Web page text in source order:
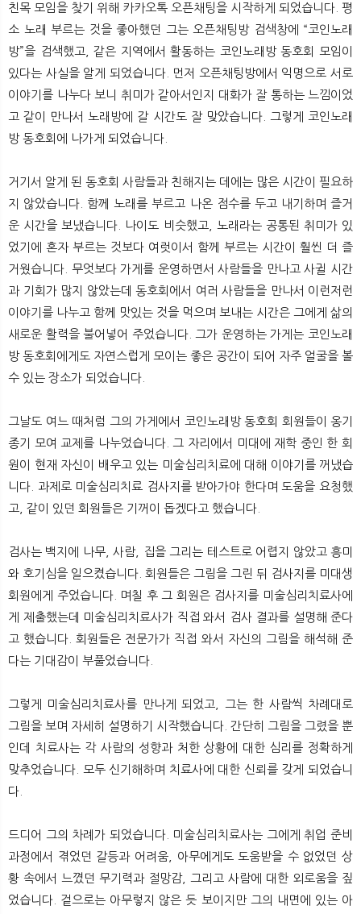
친목 모임을 찾기 위해 카카오톡 오픈채팅을 시작하게 되었습니다. 평
소 노래 부르는 것을 좋아했던 그는 오픈채팅방 검색창에 “코인노래
방”을 검색했고, 같은 지역에서 활동하는 코인노래방 동호회 모임이
있다는 사실을 알게 되었습니다. 먼저 오픈채팅방에서 익명으로 서로
이야기를 나누다 보니 취미가 같아서인지 대화가 잘 통하는 느낌이었
고 같이 만나서 노래방에 갈 시간도 잘 맞았습니다. 그렇게 코인노래
방 동호회에 나가게 되었습니다.
거기서 알게 된 동호회 사람들과 친해지는 데에는 많은 시간이 필요하
지 않았습니다. 함께 노래를 부르고 나온 점수를 두고 내기하며 즐거
운 시간을 보냈습니다. 나이도 비슷했고, 노래라는 공통된 취미가 있
었기에 혼자 부르는 것보다 여럿이서 함께 부르는 시간이 훨씬 더 즐
거웠습니다. 무엇보다 가게를 운영하면서 사람들을 만나고 사귈 시간
과 기회가 많지 않았는데 동호회에서 여러 사람들을 만나서 이런저런
이야기를 나누고 함께 맛있는 것을 먹으며 보내는 시간은 그에게 삶의
새로운 활력을 불어넣어 주었습니다. 그가 운영하는 가게는 코인노래
방 동호회에게도 자연스럽게 모이는 좋은 공간이 되어 자주 얼굴을 볼
수 있는 장소가 되었습니다.
그날도 여느 때처럼 그의 가게에서 코인노래방 동호회 회원들이 옹기
종기 모여 교제를 나누었습니다. 그 자리에서 미대에 재학 중인 한 회
원이 현재 자신이 배우고 있는 미술심리치료에 대해 이야기를 꺼냈습
니다. 과제로 미술심리치료 검사지를 받아가야 한다며 도움을 요청했
고, 같이 있던 회원들은 기꺼이 돕겠다고 했습니다.
검사는 백지에 나무, 사람, 집을 그리는 테스트로 어렵지 않았고 흥미
와 호기심을 일으켰습니다. 회원들은 그림을 그린 뒤 검사지를 미대생
회원에게 주었습니다. 며칠 후 그 회원은 검사지를 미술심리치료사에
게 제출했는데 미술심리치료사가 직접 와서 검사 결과를 설명해 준다
고 했습니다. 회원들은 전문가가 직접 와서 자신의 그림을 해석해 준
다는 기대감이 부풀었습니다.
그렇게 미술심리치료사를 만나게 되었고, 그는 한 사람씩 차례대로
그림을 보며 자세히 설명하기 시작했습니다. 간단히 그림을 그렸을 뿐
인데 치료사는 각 사람의 성향과 처한 상황에 대한 심리를 정확하게
맞추었습니다. 모두 신기해하며 치료사에 대한 신뢰를 갖게 되었습니
다.
드디어 그의 차례가 되었습니다. 미술심리치료사는 그에게 취업 준비
과정에서 겪었던 갈등과 어려움, 아무에게도 도움받을 수 없었던 상
황 속에서 느꼈던 무기력과 절망감, 그리고 사람에 대한 외로움을 짚
었습니다. 겉으로는 아무렇지 않은 듯 보이지만 그의 내면에 있는 아